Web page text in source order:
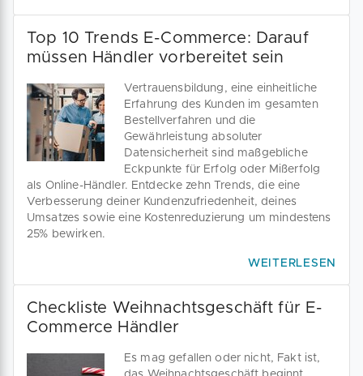
Top 10 Trends E-Commerce: Darauf
müssen Händler vorbereitet sein
Vertrauensbildung, eine einheitliche
Erfahrung des Kunden im gesamten
Bestellverfahren und die
Gewährleistung absoluter
Datensicherheit sind maßgebliche
Eckpunkte für Erfolg oder Mißerfolg
als Online-Händler. Entdecke zehn Trends, die eine
Verbesserung deiner Kundenzufriedenheit, deines
Umsatzes sowie eine Kostenreduzierung um mindestens
25% bewirken.
WEITERLESEN
Checkliste Weihnachtsgeschäft für E-
Commerce Händler
Es mag gefallen oder nicht, Fakt ist,